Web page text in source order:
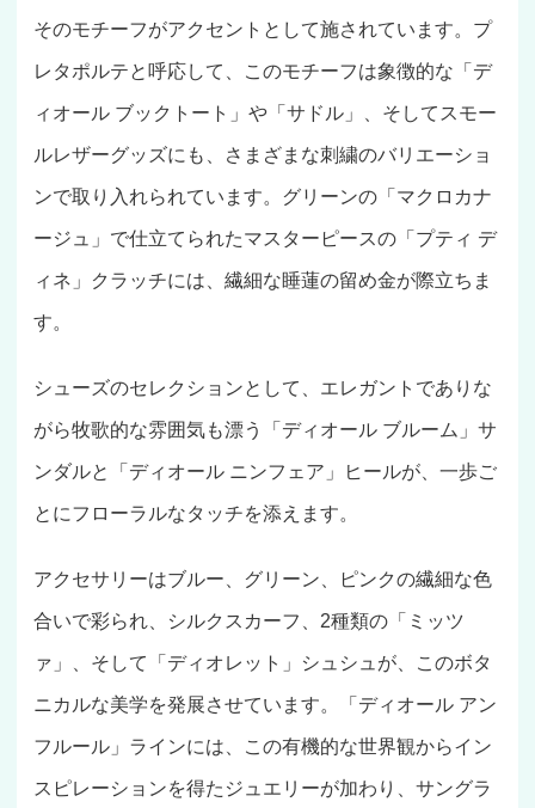
そのモチーフがアクセントとして施されています。プ
レタポルテと呼応して、このモチーフは象徴的な「デ
ィオール ブックトート」や「サドル」、そしてスモー
ルレザーグッズにも、さまざまな刺繍のバリエーショ
ンで取り入れられています。グリーンの「マクロカナ
ージュ」で仕立てられたマスターピースの「プティ デ
ィネ」クラッチには、繊細な睡蓮の留め金が際立ちま
す。
シューズのセレクションとして、エレガントでありな
がら牧歌的な雰囲気も漂う「ディオール ブルーム」サ
ンダルと「ディオール ニンフェア」ヒールが、一歩ご
とにフローラルなタッチを添えます。
アクセサリーはブルー、グリーン、ピンクの繊細な色
合いで彩られ、シルクスカーフ、2種類の「ミッツ
ァ」、そして「ディオレット」シュシュが、このボタ
ニカルな美学を発展させています。「ディオール アン
フルール」ラインには、この有機的な世界観からイン
スピレーションを得たジュエリーが加わり、サングラ